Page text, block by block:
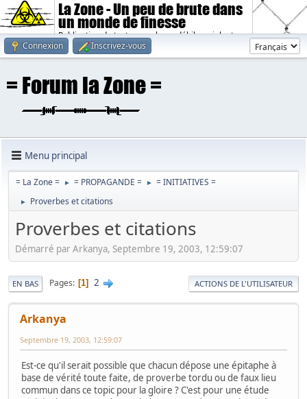
La Zone - Un peu de brute dans
un monde de finesse
Publication de textes sombres, débiles, violents.
Connexion
Inscrivez-vous
Menu principal
= La Zone = ► = PROPAGANDE = ► = INITIATIVES =
► Proverbes et citations
Proverbes et citations
Démarré par Arkanya, Septembre 19, 2003, 12:59:07
EN BAS Pages 1 2 ACTIONS DE L'UTILISATEUR
Arkanya
Septembre 19, 2003, 12:59:07
Est-ce qu'il serait possible que chacun dépose une épitaphe à
base de vérité toute faite, de proverbe tordu ou de faux lieu
commun dans ce topic pour la gloire ? C'est pour une étude